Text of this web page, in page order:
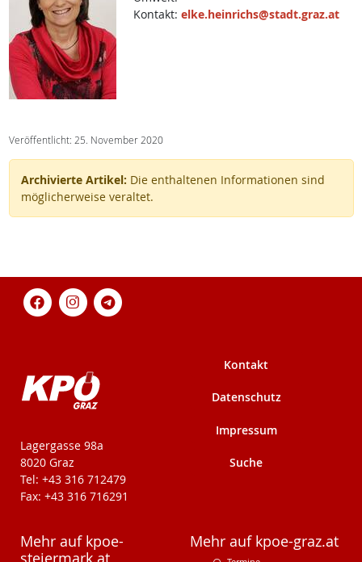
Kontakt: elke.heinrichs@stadt.graz.at
Veröffentlicht: 25. November 2020
Archivierte Artikel: Die enthaltenen Informationen sind
möglicherweise veraltet.
KPÖ-Steiermark
Lagergasse 98a
8020 Graz
Tel: +43 316 712479
Fax: +43 316 716291
Kontakt
Datenschutz
Impressum
Suche
Mehr auf kpoe-
Mehr auf kpoe-graz.at